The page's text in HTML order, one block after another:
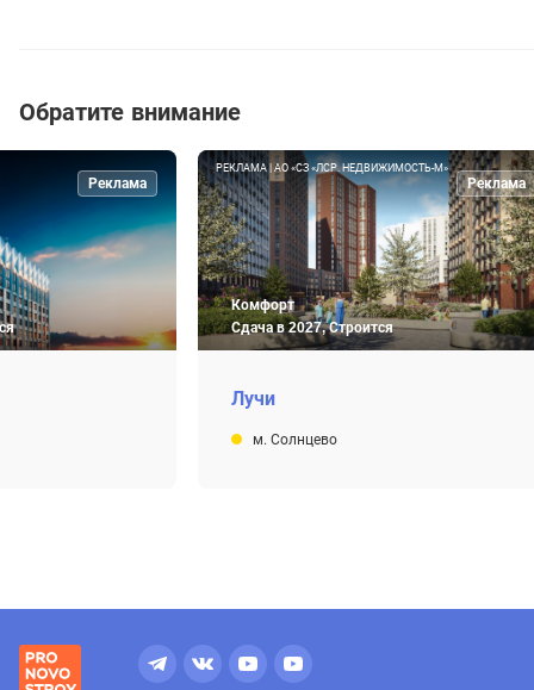
Обратите внимание
Реклама
РЕКЛАМА | АО «СЗ «ЛСР. НЕДВИЖИМОСТЬ-М»
Комфорт
Сдача в 2027, Строится
Реклама
Лучи
м. Солнцево